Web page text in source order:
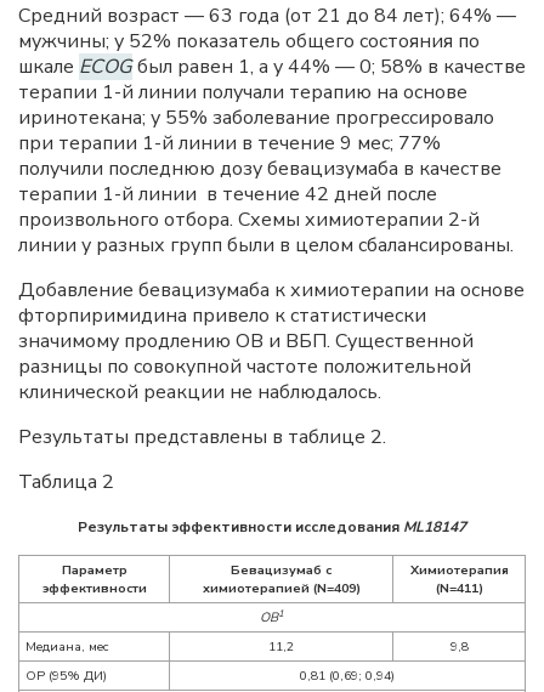
Средний возраст — 63 года (от 21 до 84 лет); 64% —
мужчины; у 52% показатель общего состояния по
шкале ECOGбыл равен 1, а у 44% — 0; 58% в качестве
терапии 1-й линии получали терапию на основе
иринотекана; у 55% заболевание прогрессировало
при терапии 1-й линии в течение 9 мес; 77%
получили последнюю дозу бевацизумаба в качестве
терапии 1-й линии в течение 42 дней после
произвольного отбора. Схемы химиотерапии 2-й
линии у разных групп были в целом сбалансированы.
Добавление бевацизумаба к химиотерапии на основе
фторпиримидина привело к статистически
значимому продлению ОВ и ВБП. Существенной
разницы по совокупной частоте положительной
клинической реакции не наблюдалось.
Результаты представлены в таблице 2.
Таблица 2
Результаты эффективности исследования ML18147
Параметр
эффективности
Бевацизумаб с
химиотерапией (N=409)
Химиотерапия
(N=411)
ОВ1
Медиана, мес 11,2
9,8
ОР (95% ДИ)
0,81 (0,69; 0,94)